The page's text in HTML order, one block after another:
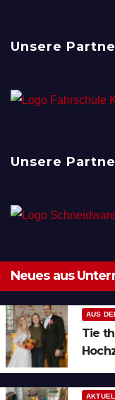
Unsere
Unsere
Neues aus
AUS
Tie